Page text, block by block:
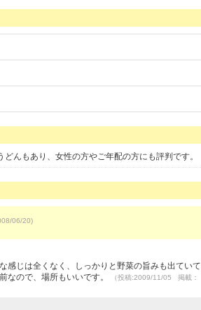
んもあり、女性の方やご年配の方にも評判です。
06/20)
感じは全くなく、しっかりと野菜の旨みも出ていて
なので、場所もいいです。
（投稿:2009/11/05 掲載：